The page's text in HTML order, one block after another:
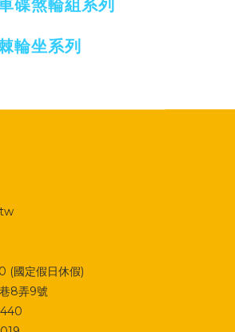
碟煞輪組系列
輪坐系列
(國定假日休假)
8弄9號